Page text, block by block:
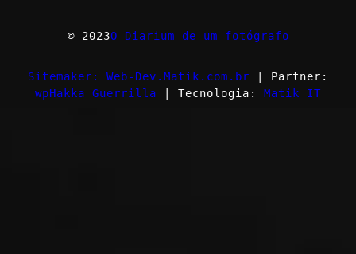
© 2023O Diarium de um fotógrafo
Sitemaker: Web-Dev.Matik.com.br | Partner:
wpHakka Guerrilla | Tecnologia: Matik IT